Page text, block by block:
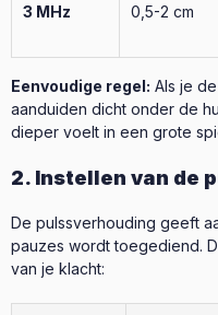
3 MHz 0,5-2 cm
Eenvoudige regel: Als je
aanduiden dicht onder de
dieper voelt in een grote
2. Instellen van de
De pulssverhouding geeft
pauzes wordt toegediend.
van je klacht: